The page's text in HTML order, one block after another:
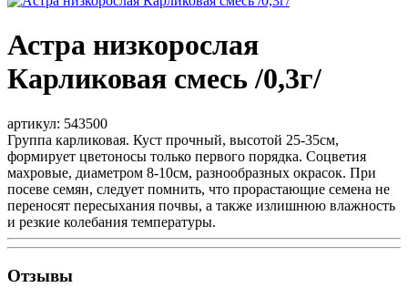
Астра низкорослая
Карликовая смесь /0,3г/
артикул: 543500
Группа карликовая. Куст прочный, высотой 25-35см,
формирует цветоносы только первого порядка. Соцветия
махровые, диаметром 8-10см, разнообразных окрасок. При
посеве семян, следует помнить, что прорастающие семена не
переносят пересыхания почвы, а также излишнюю влажность
и резкие колебания температуры.
Отзывы